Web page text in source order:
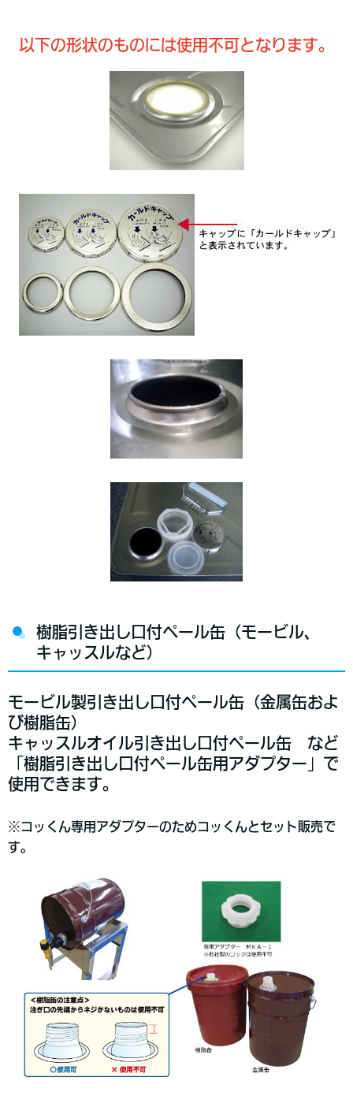
以下の形状のものには使用不可となります。
樹脂引き出し口付ペール缶（モービル、
キャッスルなど）
モービル製引き出し口付ペール缶（金属缶およ
び樹脂缶）
キャッスルオイル引き出し口付ペール缶 など
「樹脂引き出し口付ペール缶用アダプター」で
使用できます。
※コッくん専用アダプターのためコッくんとセット販売で
す。